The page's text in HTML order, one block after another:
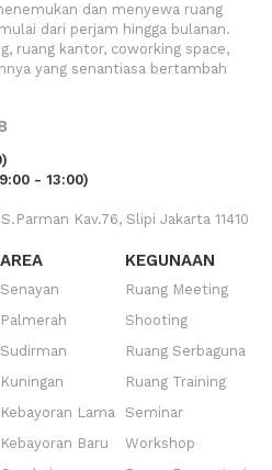
dan menyewa ruang
dari perjam hingga bulanan.
ruang kantor, coworking space,
yang senantiasa bertambah
- 13:00)
Kav.76, Slipi Jakarta 11410
AREA
Senayan
Palmerah
Sudirman
Kuningan
Kebayoran Lama
Kebayoran Baru
KEGUNAAN
Ruang Meeting
Shooting
Ruang Serbaguna
Ruang Training
Seminar
Workshop